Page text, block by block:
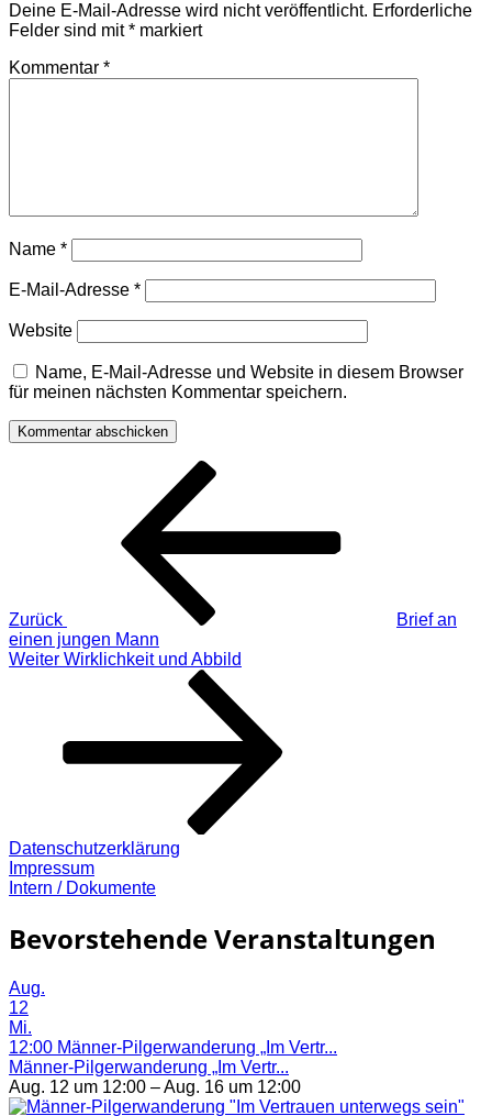
Deine E-Mail-Adresse wird nicht veröffentlicht. Erforderliche
Felder sind mit* markiert
Kommentar *
Name *
E-Mail-Adresse *
Website
Name, E-Mail-Adresse und Website in diesem Browser
für meinen nächsten Kommentar speichern.
Beitragsnavigation
Zurück
Brief an
einen jungen Mann
Nächster
Weiter Wirklichkeit und Abbild
Datenschutzerklärung
Impressum
Intern / Dokumente
Bevorstehende Veranstaltungen
Aug.
12
Mi.
12:00 Männer-Pilgerwanderung „Im Vertr...
Männer-Pilgerwanderung „Im Vertr...
Aug. 12 um 12:00 – Aug. 16 um 12:00